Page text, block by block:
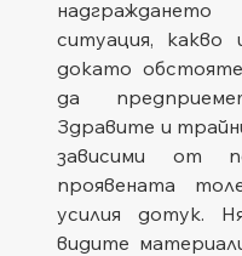
ситуация,
докато
да
Здравите и
зависими от
проявената
усилия дотук.
видите